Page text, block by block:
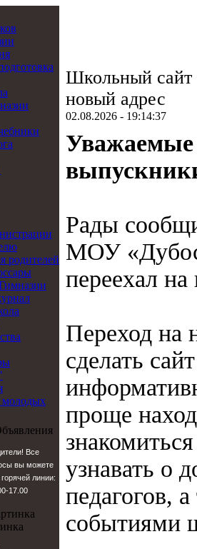
родителей
молодых
Все
вы можете
линии:
17.00
Школьный сайт
новый адрес
02.08.2026 - 19:14:37
Уважаемые
Рады
МОУ
переехал
Переход на
сделать
проще
узнавать о
педагогов,
событиями